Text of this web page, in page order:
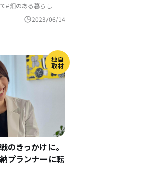
畑のある暮らし
って 村でくらす
2023/06/14
独自
取材
のきっかけに。
プランナーに転